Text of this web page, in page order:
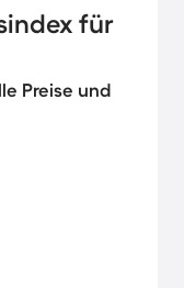
für
Preise und